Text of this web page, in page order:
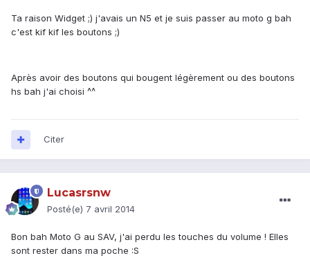
Ta raison Widget ;) j'avais un N5 et je suis passer au moto g bah
c'est kif kif les boutons ;)
Après avoir des boutons qui bougent légèrement ou des boutons
hs bah j'ai choisi ^^
Citer
Lucasrsnw
Posté(e) 7 avril 2014
Bon bah Moto G au SAV, j'ai perdu les touches du volume ! Elles
sont rester dans ma poche :S